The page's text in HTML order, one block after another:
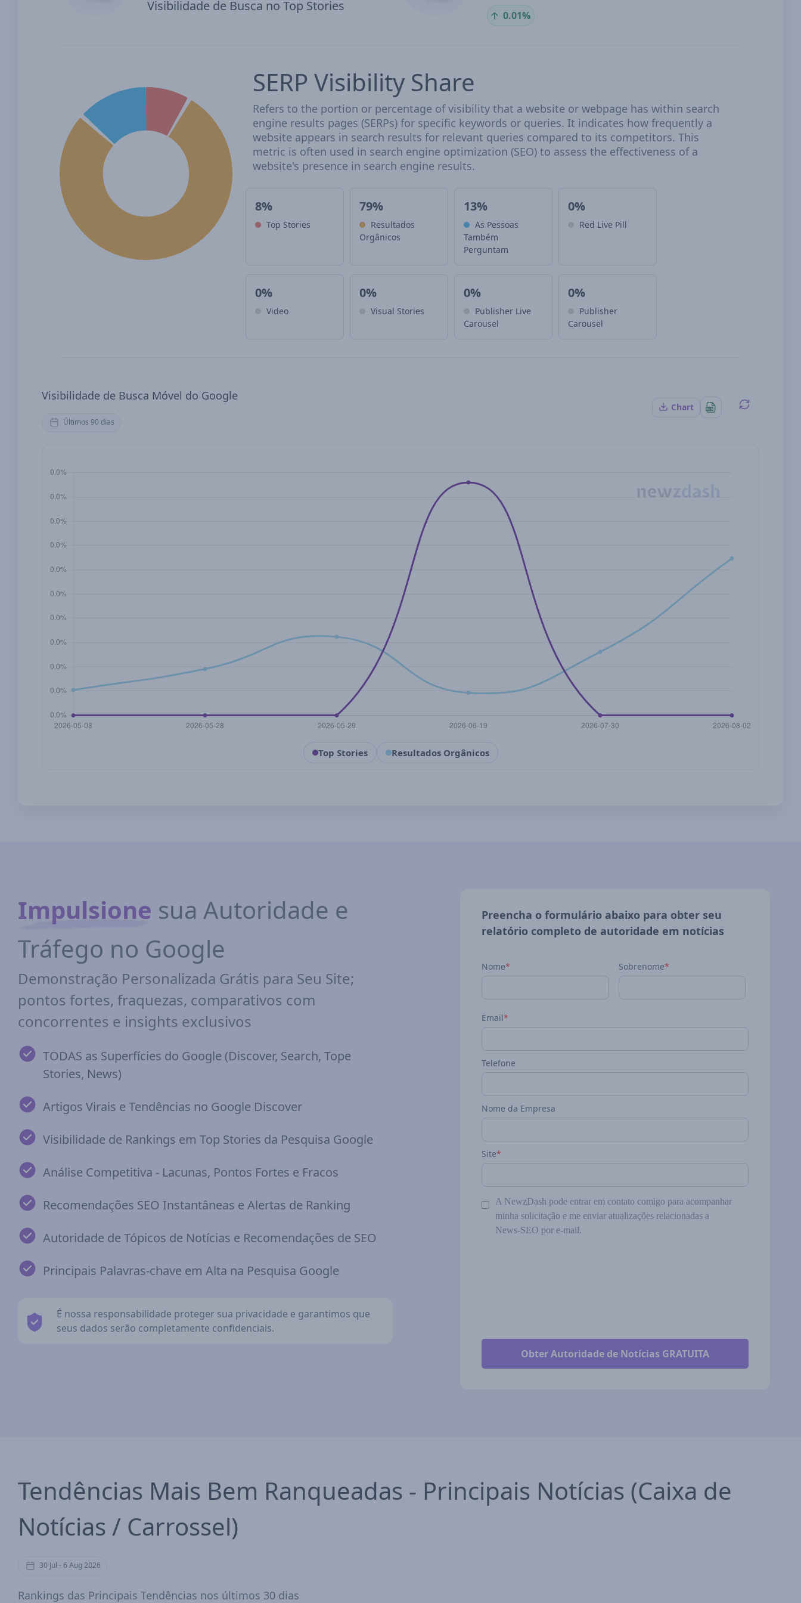
Visibilidade de Busca no Top Stories
🡡 0.01%
SERP Visibility Share
Refers to the portion or percentage of visibility that a website or webpage has within search
engine results pages (SERPs) for specific keywords or queries. It indicates how frequently a
website appears in search results for relevant queries compared to its competitors. This
metric is often used in search engine optimization (SEO) to assess the effectiveness of a
website's presence in search engine results.
8%
Top Stories
79%
Resultados
Orgânicos
13%
As Pessoas
Também
Perguntam
0%
Red Live Pill
0%
Video
0%
Visual Stories
0%
Publisher Live
Carousel
0%
Publisher
Carousel
Visibilidade de Busca Móvel do Google
Últimos 90 dias
Chart
Top Stories Resultados Orgânicos
Impulsione sua Autoridade e
Tráfego no Google
Demonstração Personalizada Grátis para Seu Site;
pontos fortes, fraquezas, comparativos com
concorrentes e insights exclusivos
TODAS as Superfícies do Google (Discover, Search, Tope
Stories, News)
Artigos Virais e Tendências no Google Discover
Visibilidade de Rankings em Top Stories da Pesquisa Google
Análise Competitiva - Lacunas, Pontos Fortes e Fracos
Recomendações SEO Instantâneas e Alertas de Ranking
Autoridade de Tópicos de Notícias e Recomendações de SEO
Principais Palavras-chave em Alta na Pesquisa Google
É nossa responsabilidade proteger sua privacidade e garantimos que
seus dados serão completamente confidenciais.
Preencha o formulário abaixo para obter seu
relatório completo de autoridade em notícias
Nome* Sobrenome*
Email*
Telefone
Nome da Empresa
Site*
A NewzDash pode entrar em contato comigo para acompanhar
minha solicitação e me enviar atualizações relacionadas a
News-SEO por e-mail.
Tendências Mais Bem Ranqueadas - Principais Notícias (Caixa de
Notícias / Carrossel)
30 Jul - 6 Aug 2026
Rankings das Principais Tendências nos últimos 30 dias